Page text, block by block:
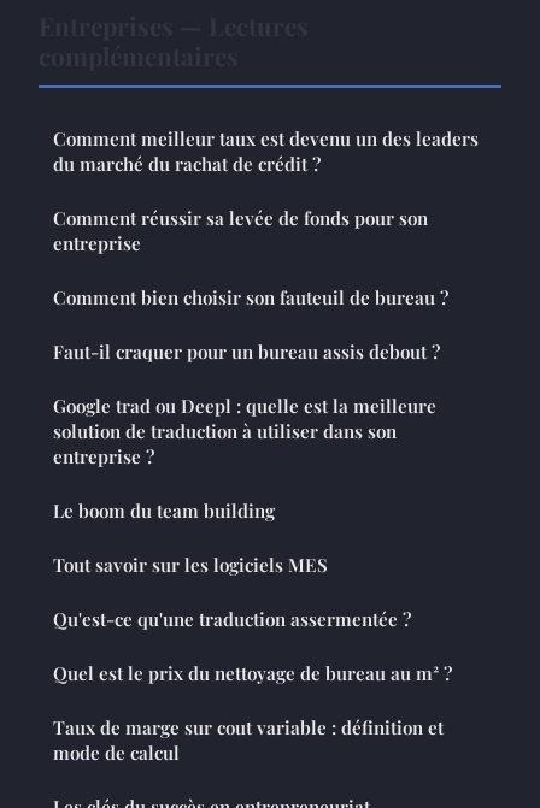
Comment meilleur taux est devenu un des leaders
du marché du rachat de crédit ?
Comment réussir sa levée de fonds pour son
entreprise
Comment bien choisir son fauteuil de bureau ?
Faut-il craquer pour un bureau assis debout ?
Google trad ou Deepl : quelle est la meilleure
solution de traduction à utiliser dans son
entreprise ?
Le boom du team building
Tout savoir sur les logiciels MES
Qu'est-ce qu'une traduction assermentée ?
Quel est le prix du nettoyage de bureau au m² ?
Taux de marge sur cout variable : définition et
mode de calcul